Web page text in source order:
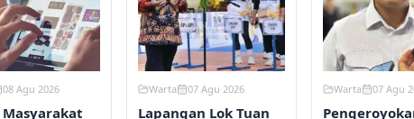
08 Agu 2026 Warta 07 Agu 2026
Lapangan Lok Tuan
Warta 07 Agu